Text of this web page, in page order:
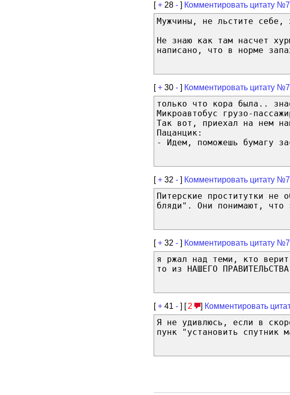
[+ 28 - ] Комментировать цитату
Мужчины, не льстите себе,
Не знаю как там насчет
написано, что в норме
[+ 30 - ] Комментировать цитату
только что кора была..
Микроавтобус грузо-
Так вот, приехал на нем
Пацанцик:
- Идем, поможешь бумагу
[+ 32 - ] Комментировать цитату
Питерские проститутки не
бляди". Они понимают,
[+ 32 - ] Комментировать цитату
я ржал над теми, кто
то из НАШЕГО
[+ 41 - ] [ 2 ] Комментировать
Я не удивлюсь, если в
пунк "установить спутник